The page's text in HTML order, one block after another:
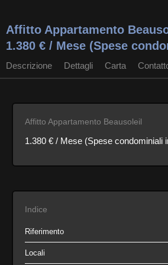
Affitto Appartamento
1.380 € / Mese (Spese
Descrizione Dettagli Carta
Affitto Appartamento Beausoleil
1.380 € / Mese (Spese condominiali
Indice
Riferimento
Locali